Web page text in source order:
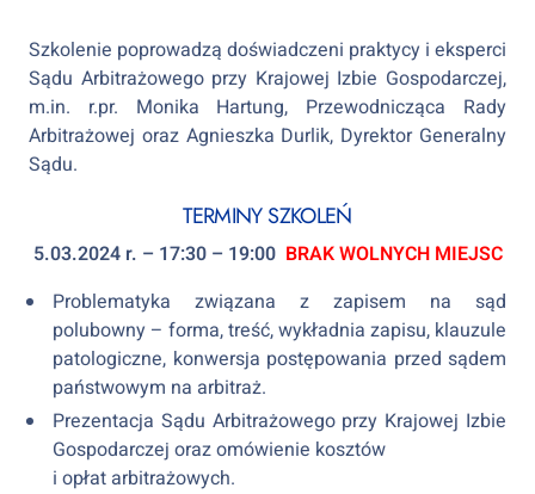
Szkolenie poprowadzą doświadczeni praktycy i eksperci
Sądu Arbitrażowego przy Krajowej Izbie Gospodarczej,
m.in. r.pr. Monika Hartung, Przewodnicząca Rady
Arbitrażowej oraz Agnieszka Durlik, Dyrektor Generalny
Sądu.
TERMINY SZKOLEŃ
5.03.2024 r. – 17:30 – 19:00 BRAK WOLNYCH MIEJSC
Problematyka związana z zapisem na sąd
polubowny – forma, treść, wykładnia zapisu, klauzule
patologiczne, konwersja postępowania przed sądem
państwowym na arbitraż.
Prezentacja Sądu Arbitrażowego przy Krajowej Izbie
Gospodarczej oraz omówienie kosztów
i opłat arbitrażowych.